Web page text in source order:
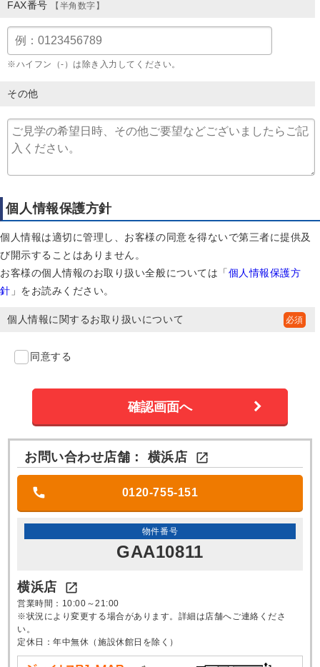
FAX番号 【半角数字】
※ハイフン（-）は除き入力してください。
その他
個人情報保護方針
個人情報は適切に管理し、お客様の同意を得ないで第三者に提供及
び開示することはありません。
お客様の個人情報のお取り扱い全般については「個人情報保護方
針 」をお読みください。
個人情報に関するお取り扱いについて
同意する
お問い合わせ店舗： 横浜店 
0120-755-151
物件番号
GAA10811
横浜店 
営業時間：10:00～21:00
※状況により変更する場合があります。詳細は店舗へご連絡くださ
い。
定休日：年中無休（施設休館日を除く）